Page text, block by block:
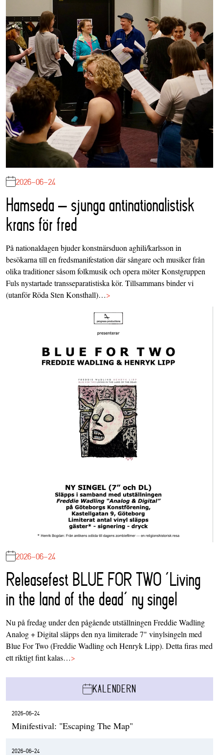
2026-06-24
Hamseda – sjunga antinationalistisk
krans för fred
På nationaldagen bjuder konstnärsduon aghili/karlsson in
besökarna till en fredsmanifestation där sångare och musiker från
olika traditioner såsom folkmusik och opera möter Konstgruppen
Fuls nystartade transseparatistiska kör. Tillsammans binder vi
(utanför Röda Sten Konsthall)…>
2026-06-24
Releasefest BLUE FOR TWO ‘Living
in the land of the dead’ ny singel
Nu på fredag under den pågående utställningen Freddie Wadling
Analog + Digital släpps den nya limiterade 7" vinylsingeln med
Blue For Two (Freddie Wadling och Henryk Lipp). Detta firas med
ett riktigt fint kalas…>
KALENDERN
2026-06-24
Minifestival: "Escaping The Map"
2026-06-24